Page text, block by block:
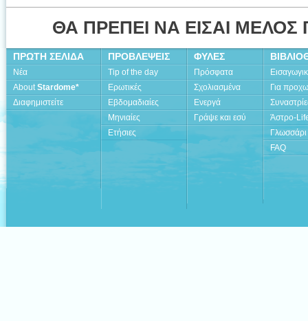
ΘΑ ΠΡΕΠΕΙ ΝΑ ΕΙΣΑΙ ΜΕΛΟΣ
ΠΡΩΤΗ ΣΕΛΙΔΑ
Νέα
AboutStardome*
Διαφημιστείτε
ΠΡΟΒΛΕΨΕΙΣ
Tip of the day
Ερωτικές
Εβδομαδιαίες
Μηνιαίες
Ετήσιες
ΦΥΛΕΣ
Πρόσφατα
Σχολιασμένα
Ενεργά
Γράψε και εσύ
Για
Άστρο-
Γλωσσάρι
FAQ